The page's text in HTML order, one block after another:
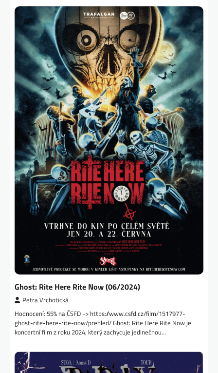
Ghost: Rite Here Rite Now (06/2024)
Petra Vrchotická
Hodnocení: 55% na ČSFD -> https://www.csfd.cz/film/1517977-
ghost-rite-here-rite-now/prehled/ Ghost: Rite Here Rite Now je
koncertní film z roku 2024, který zachycuje jedinečnou…